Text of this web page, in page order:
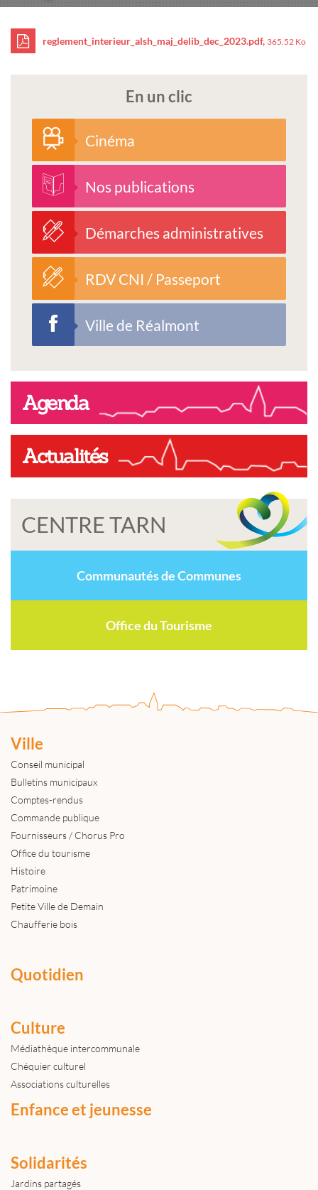
reglement_interieur_alsh_maj_delib_dec_2023.pdf, 365.52 Ko
En un clic
Cinéma
Nos publications
Démarches administratives
RDV CNI / Passeport
Ville de Réalmont
Agenda
Actualités
CENTRE TARN
Communautés de Communes
Office du Tourisme
Ville
Conseil municipal
Bulletins municipaux
Comptes-rendus
Commande publique
Fournisseurs / Chorus Pro
Office du tourisme
Histoire
Patrimoine
Petite Ville de Demain
Chaufferie bois
Quotidien
Culture
Médiathèque intercommunale
Chéquier culturel
Associations culturelles
Enfance et jeunesse
Solidarités
Jardins partagés